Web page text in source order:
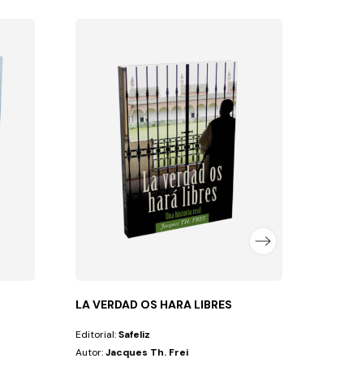
LA VERDAD OS HARA LIBRES
Editorial:Safeliz
Autor:Jacques Th. Frei